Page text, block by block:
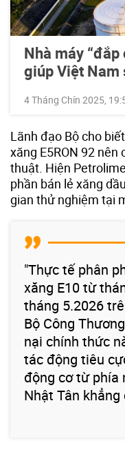
Nhà máy
giúp Việt Nam
4 Tháng Chín 2025,
Lãnh đạo Bộ cho
xăng E5RON 92
thuật. Hiện
phần bán lẻ xăng
gian thử nghiệm tại
"Thực tế phân
xăng E10 từ
tháng 5.2026
Bộ Công
nại chính thức
tác động tiêu
động cơ từ phía
Nhật Tân khẳng